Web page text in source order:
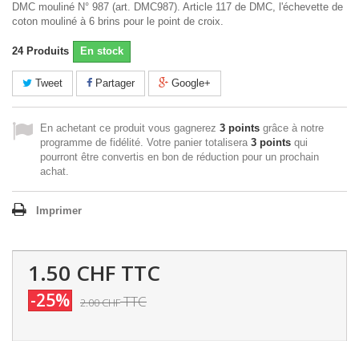
DMC mouliné N° 987 (art. DMC987). Article 117 de DMC, l'échevette de
coton mouliné à 6 brins pour le point de croix.
24 Produits En stock
Tweet Partager Google+
En achetant ce produit vous gagnerez 3 points grâce à notre
programme de fidélité. Votre panier totalisera 3 points qui
pourront être convertis en bon de réduction pour un prochain
achat.
Imprimer
1.50 CHF TTC
-25% 2.00 CHFTTC